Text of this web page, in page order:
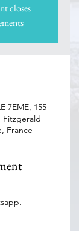
closes
7EME, 155
Fitzgerald
France